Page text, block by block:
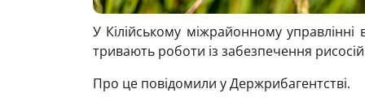
У Кілійському міжрайонному
тривають роботи із забезпечення
Про це повідомили у Держрибагентстві.